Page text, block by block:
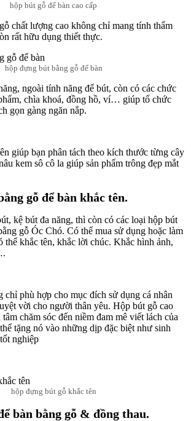
hộp bút gỗ để bàn cao cấp
chất lượng cao không chỉ mang tính thẩm
rất hữu dụng thiết thực.
hộp đựng bút bằng gỗ để bàn
ngoài tính năng để bút, còn có các chức
chìa khoá, đồng hồ, ví… giúp tổ chức
gọn gàng ngăn nắp.
giúp bạn phân tách theo kích thước từng cây
kem sô cô la giúp sản phẩm trông đẹp mắt
gỗ để bàn khắc tên.
kệ bút đa năng, thì còn có các loại hộp bút
gỗ Óc Chó. Có thể mua sử dụng hoặc làm
thể khắc tên, khắc lời chúc. Khắc hình ảnh,
chỉ phù hợp cho mục đích sử dụng cá nhân
vời cho người thân yêu. Hộp bút gỗ cao
chăm sóc đến niềm đam mê viết lách của
tặng nó vào những dịp đặc biệt như sinh
nghiệp
hộp đựng bút gỗ khắc tên
bàn bằng gỗ & đồng thau.